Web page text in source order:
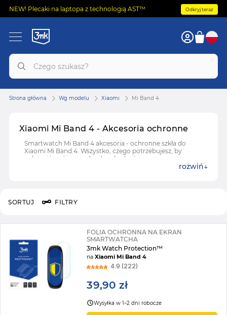
NEW! Plecaki na laptopa z technologią AST™ Odkryj teraz
Xiaomi Mi Band 4 - Akcesoria ochronne
Smartwatch Mi Band 4 akcesoria - ochronne szkła do
Xiaomi Mi Band 4. Wszystko, czego potrzebujesz, by
uchronić swój zegarek od uszkodzeń.
rozwiń
Strona główna Wg modelu Xiaomi Mi Band 4
FILTRY
SORTUJ
FOLIA OCHRONNA NA EKRAN
SMARTWATCHA
3mk Watch Protection™
naXiaomi Mi Band 4
4.9 (222)
39,90 zł
Wysyłka w 1–2 dni robocze